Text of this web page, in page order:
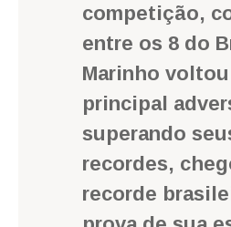
competição,
entre os 8 do
Marinho
principal
superando
recordes,
recorde